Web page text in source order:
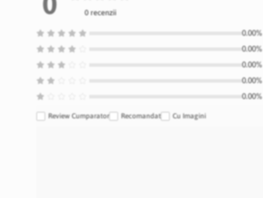
0 recenzii
Review Cumparator Recomandat Cu Imagini